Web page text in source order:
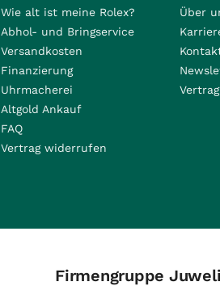
Wie alt ist meine Rolex?
Abhol- und Bringservice
Versandkosten
Finanzierung
Uhrmacherei
Altgold Ankauf
FAQ
Vertrag widerrufen
Über
Firmengruppe